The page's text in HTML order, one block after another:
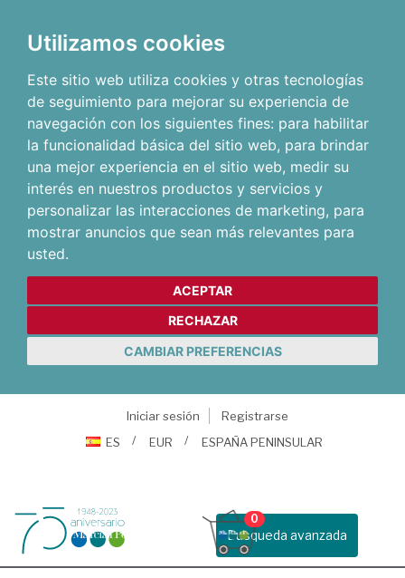
Utilizamos cookies
Este sitio web utiliza cookies y otras tecnologías
de seguimiento para mejorar su experiencia de
navegación con los siguientes fines: para habilitar
la funcionalidad básica del sitio web, para brindar
una mejor experiencia en el sitio web, medir su
interés en nuestros productos y servicios y
personalizar las interacciones de marketing, para
mostrar anuncios que sean más relevantes para
usted.
ACEPTAR
RECHAZAR
CAMBIAR PREFERENCIAS
Iniciar sesión
Registrarse
ES
EUR ESPAÑA PENINSULAR
Busqueda avanzada
0